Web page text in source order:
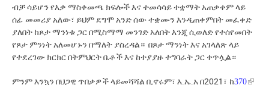
ብቻ ሳይሆን የእቃ ማስቀመጫ ክፍሎች እና ተመሳሳይ ተቋማት አጠቃቀም ላይ
ሰፊ መመሪያ አለው፣ ይህም ደግሞ አንድ ሰው ተቋሙን እንዲጠቀምበት መፈቀድ
ያለበት ከጾታ ማንነቱ ጋር በሚስማማ መንገድ አለበት እንጂ ሲወለድ የተሰየመበት
የጾታ ምንነት አለመሆኑን በማለት ያስረዳል። በጾታ ማንነት እና አገላለጽ ላይ
የተደረገው ክርክር በትምህርት ቤቶች እና ከተያያዙ ተግባራት ጋር ቀጥሏል።
ምንም እንኳን በህጋዊ ጥበቃዎች ላይመሻሻል ቢኖሩም፣ እ ኤ አ በ2021፣ ከ370